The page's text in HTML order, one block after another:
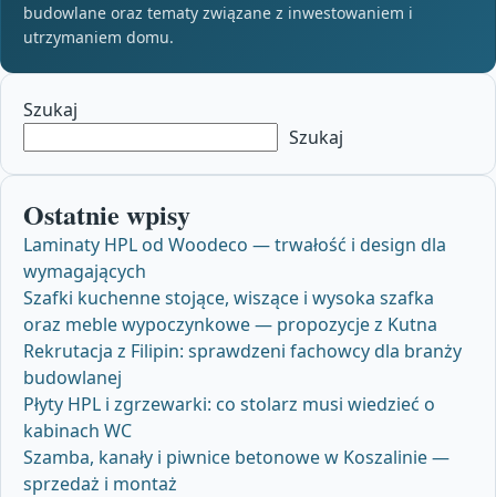
budowlane oraz tematy związane z inwestowaniem i
utrzymaniem domu.
Szukaj
Szukaj
Ostatnie wpisy
Laminaty HPL od Woodeco — trwałość i design dla
wymagających
Szafki kuchenne stojące, wiszące i wysoka szafka
oraz meble wypoczynkowe — propozycje z Kutna
Rekrutacja z Filipin: sprawdzeni fachowcy dla branży
budowlanej
Płyty HPL i zgrzewarki: co stolarz musi wiedzieć o
kabinach WC
Szamba, kanały i piwnice betonowe w Koszalinie —
sprzedaż i montaż